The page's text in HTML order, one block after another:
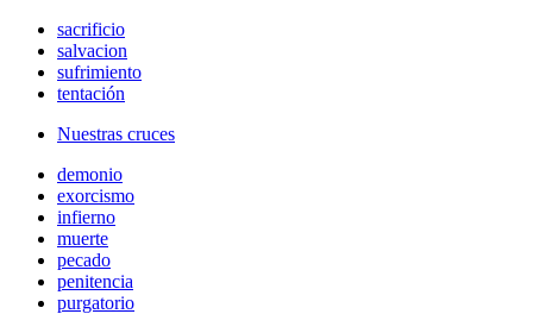
sacrificio
salvacion
sufrimiento
tentación
Nuestras cruces
demonio
exorcismo
infierno
muerte
pecado
penitencia
purgatorio